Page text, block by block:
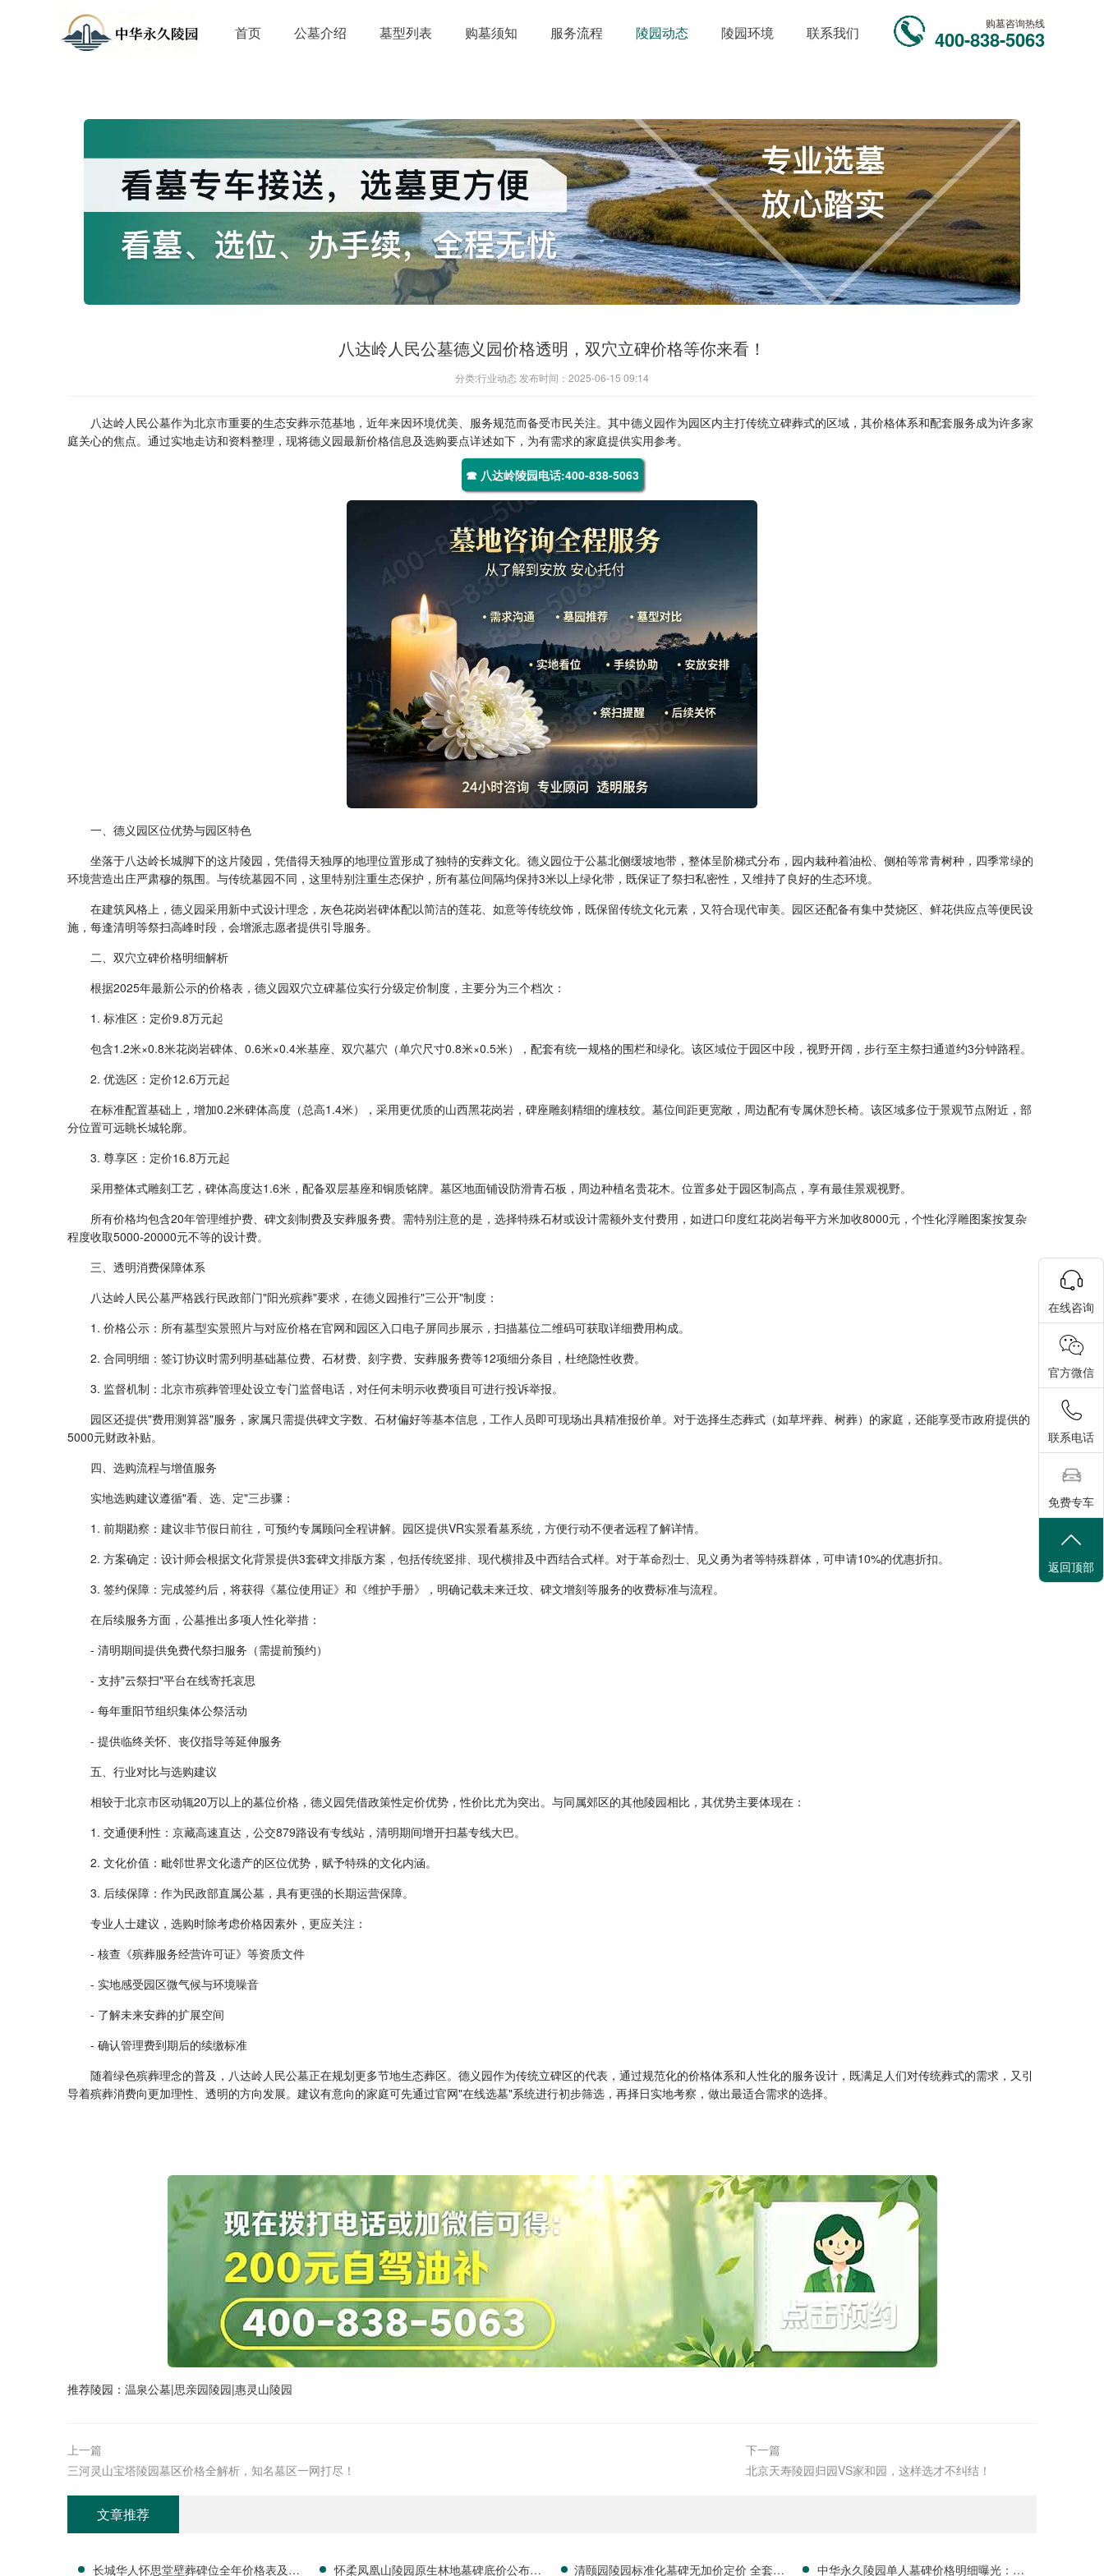
首页 公墓介绍 墓型列表 购墓须知 服务流程 陵园动态 陵园环境 联系我们
购墓咨询热线
400-838-5063
八达岭人民公墓德义园价格透明，双穴立碑价格等你来看！
分类:行业动态 发布时间：2025-06-15 09:14
八达岭人民公墓作为北京市重要的生态安葬示范基地，近年来因环境优美、服务规范而备受市民关注。其中德义园作为园区内主打传统立碑葬式的区域，其价格体系和配套服务成为许多家
庭关心的焦点。通过实地走访和资料整理，现将德义园最新价格信息及选购要点详述如下，为有需求的家庭提供实用参考。
☎ 八达岭陵园电话:400-838-5063
一、德义园区位优势与园区特色
坐落于八达岭长城脚下的这片陵园，凭借得天独厚的地理位置形成了独特的安葬文化。德义园位于公墓北侧缓坡地带，整体呈阶梯式分布，园内栽种着油松、侧柏等常青树种，四季常绿的
环境营造出庄严肃穆的氛围。与传统墓园不同，这里特别注重生态保护，所有墓位间隔均保持3米以上绿化带，既保证了祭扫私密性，又维持了良好的生态环境。
在建筑风格上，德义园采用新中式设计理念，灰色花岗岩碑体配以简洁的莲花、如意等传统纹饰，既保留传统文化元素，又符合现代审美。园区还配备有集中焚烧区、鲜花供应点等便民设
施，每逢清明等祭扫高峰时段，会增派志愿者提供引导服务。
二、双穴立碑价格明细解析
根据2025年最新公示的价格表，德义园双穴立碑墓位实行分级定价制度，主要分为三个档次：
1. 标准区：定价9.8万元起
包含1.2米×0.8米花岗岩碑体、0.6米×0.4米基座、双穴墓穴（单穴尺寸0.8米×0.5米），配套有统一规格的围栏和绿化。该区域位于园区中段，视野开阔，步行至主祭扫通道约3分钟路程。
2. 优选区：定价12.6万元起
在标准配置基础上，增加0.2米碑体高度（总高1.4米），采用更优质的山西黑花岗岩，碑座雕刻精细的缠枝纹。墓位间距更宽敞，周边配有专属休憩长椅。该区域多位于景观节点附近，部
分位置可远眺长城轮廓。
3. 尊享区：定价16.8万元起
采用整体式雕刻工艺，碑体高度达1.6米，配备双层基座和铜质铭牌。墓区地面铺设防滑青石板，周边种植名贵花木。位置多处于园区制高点，享有最佳景观视野。
所有价格均包含20年管理维护费、碑文刻制费及安葬服务费。需特别注意的是，选择特殊石材或设计需额外支付费用，如进口印度红花岗岩每平方米加收8000元，个性化浮雕图案按复杂
程度收取5000-20000元不等的设计费。
三、透明消费保障体系
八达岭人民公墓严格践行民政部门"阳光殡葬"要求，在德义园推行"三公开"制度：
1. 价格公示：所有墓型实景照片与对应价格在官网和园区入口电子屏同步展示，扫描墓位二维码可获取详细费用构成。
2. 合同明细：签订协议时需列明基础墓位费、石材费、刻字费、安葬服务费等12项细分条目，杜绝隐性收费。
3. 监督机制：北京市殡葬管理处设立专门监督电话，对任何未明示收费项目可进行投诉举报。
园区还提供"费用测算器"服务，家属只需提供碑文字数、石材偏好等基本信息，工作人员即可现场出具精准报价单。对于选择生态葬式（如草坪葬、树葬）的家庭，还能享受市政府提供的
5000元财政补贴。
四、选购流程与增值服务
实地选购建议遵循"看、选、定"三步骤：
1. 前期勘察：建议非节假日前往，可预约专属顾问全程讲解。园区提供VR实景看墓系统，方便行动不便者远程了解详情。
2. 方案确定：设计师会根据文化背景提供3套碑文排版方案，包括传统竖排、现代横排及中西结合式样。对于革命烈士、见义勇为者等特殊群体，可申请10%的优惠折扣。
3. 签约保障：完成签约后，将获得《墓位使用证》和《维护手册》，明确记载未来迁坟、碑文增刻等服务的收费标准与流程。
在后续服务方面，公墓推出多项人性化举措：
- 清明期间提供免费代祭扫服务（需提前预约）
- 支持"云祭扫"平台在线寄托哀思
- 每年重阳节组织集体公祭活动
- 提供临终关怀、丧仪指导等延伸服务
五、行业对比与选购建议
相较于北京市区动辄20万以上的墓位价格，德义园凭借政策性定价优势，性价比尤为突出。与同属郊区的其他陵园相比，其优势主要体现在：
1. 交通便利性：京藏高速直达，公交879路设有专线站，清明期间增开扫墓专线大巴。
2. 文化价值：毗邻世界文化遗产的区位优势，赋予特殊的文化内涵。
3. 后续保障：作为民政部直属公墓，具有更强的长期运营保障。
专业人士建议，选购时除考虑价格因素外，更应关注：
- 核查《殡葬服务经营许可证》等资质文件
- 实地感受园区微气候与环境噪音
- 了解未来安葬的扩展空间
- 确认管理费到期后的续缴标准
随着绿色殡葬理念的普及，八达岭人民公墓正在规划更多节地生态葬区。德义园作为传统立碑区的代表，通过规范化的价格体系和人性化的服务设计，既满足人们对传统葬式的需求，又引
导着殡葬消费向更加理性、透明的方向发展。建议有意向的家庭可先通过官网"在线选墓"系统进行初步筛选，再择日实地考察，做出最适合需求的选择。
推荐陵园： 温泉公墓|思亲园陵园|惠灵山陵园
上一篇
三河灵山宝塔陵园墓区价格全解析，知名墓区一网打尽！
下一篇
北京天寿陵园归园VS家和园，这样选才不纠结！
文章推荐
长城华人怀思堂壁葬碑位全年价格表及团 怀柔凤凰山陵园原生林地墓碑底价公布， 清颐园陵园标准化墓碑无加价定价 全套刻 中华永久陵园单人墓碑价格明细曝光：淡
在线咨询
官方微信
联系电话
免费专车
返回顶部